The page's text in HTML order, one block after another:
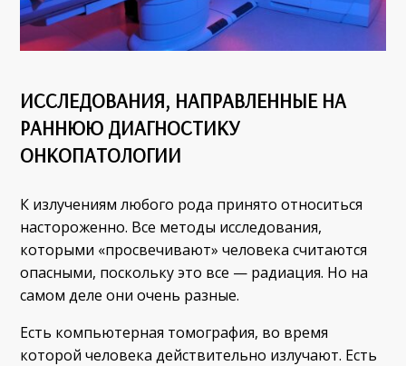
ИССЛЕДОВАНИЯ, НАПРАВЛЕННЫЕ НА
РАННЮЮ ДИАГНОСТИКУ
ОНКОПАТОЛОГИИ
К излучениям любого рода принято относиться
настороженно. Все методы исследования,
которыми «просвечивают» человека считаются
опасными, поскольку это все — радиация. Но на
самом деле они очень разные.
Есть компьютерная томография, во время
которой человека действительно излучают. Есть